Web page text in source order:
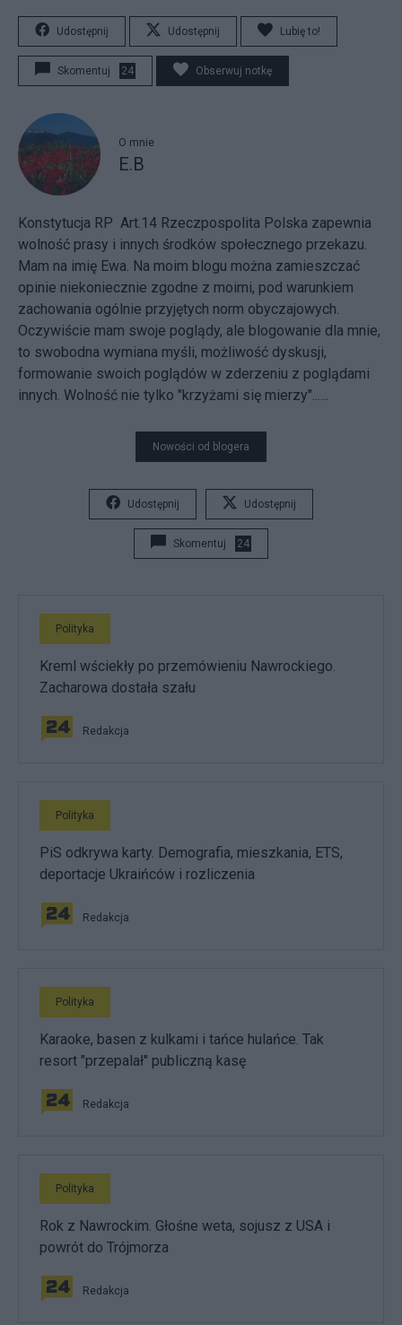
Udostępnij Udostępnij Lubię to!
Skomentuj 24 Obserwuj notkę
O mnie
E.B
Konstytucja RP Art.14 Rzeczpospolita Polska zapewnia
wolność prasy i innych środków społecznego przekazu.
Mam na imię Ewa. Na moim blogu można zamieszczać
opinie niekoniecznie zgodne z moimi, pod warunkiem
zachowania ogólnie przyjętych norm obyczajowych.
Oczywiście mam swoje poglądy, ale blogowanie dla mnie,
to swobodna wymiana myśli, możliwość dyskusji,
formowanie swoich poglądów w zderzeniu z poglądami
innych. Wolność nie tylko "krzyżami się mierzy"......
Nowości od blogera
Udostępnij Udostępnij
Skomentuj 24
Polityka
Kreml wściekły po przemówieniu Nawrockiego.
Zacharowa dostała szału
Redakcja
Polityka
PiS odkrywa karty. Demografia, mieszkania, ETS,
deportacje Ukraińców i rozliczenia
Redakcja
Polityka
Karaoke, basen z kulkami i tańce hulańce. Tak
resort "przepalał" publiczną kasę
Redakcja
Polityka
Rok z Nawrockim. Głośne weta, sojusz z USA i
powrót do Trójmorza
Redakcja